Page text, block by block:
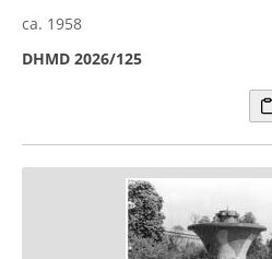
ca. 1958
DHMD 2026/125